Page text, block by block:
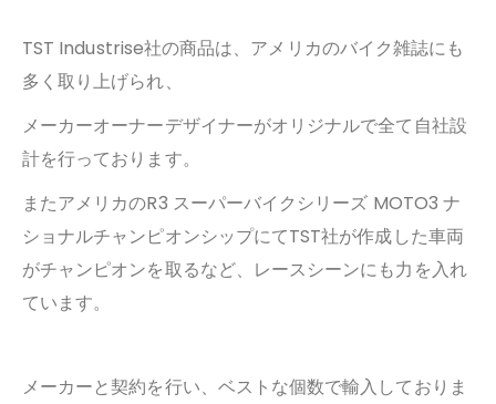
TST Industrise社の商品は、アメリカのバイク雑誌にも
多く取り上げられ、
メーカーオーナーデザイナーがオリジナルで全て自社設
計を行っております。
またアメリカのR3 スーパーバイクシリーズ MOTO3 ナ
ショナルチャンピオンシップにてTST社が作成した車両
がチャンピオンを取るなど、レースシーンにも力を入れ
ています。
メーカーと契約を行い、ベストな個数で輸入しておりま